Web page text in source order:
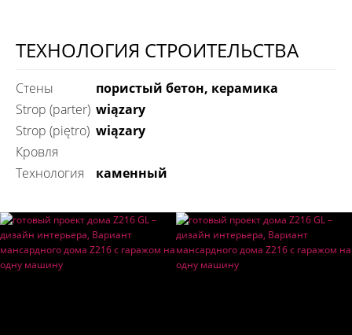
ТЕХНОЛОГИЯ СТРОИТЕЛЬСТВА
Стены
пористый бетон, керамика
Strop (parter) wiązary
Strop (piętro) wiązary
Кровля
технология
каменный